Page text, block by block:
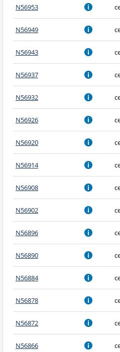
N56953
N56949
N56943
N56937
N56932
N56926
N56920
N56914
N56908
N56902
N56896
N56890
N56884
N56878
N56872
N56866